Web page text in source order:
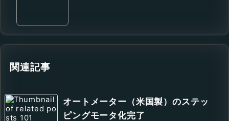
関連記事
オートメーター（米国製）のステッ
ピングモータ化完了